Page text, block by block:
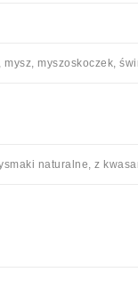
myszoskoczek,
naturalne, z